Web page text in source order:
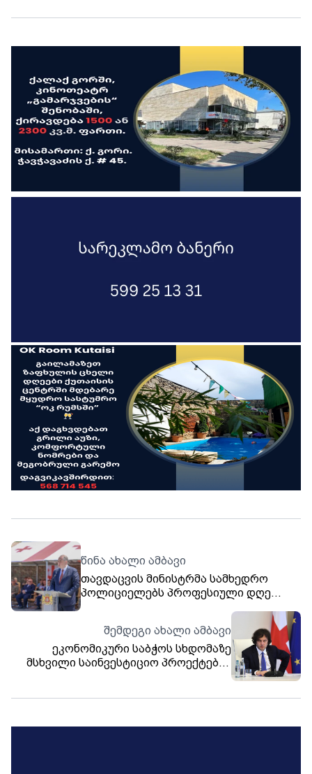
წინა ახალი ამბავი
თავდაცვის მინისტრმა სამხედრო
პოლიციელებს პროფესიული დღე
შემდეგი ახალი ამბავი
ეკონომიკური საბჭოს სხდომაზე
მსხვილი საინვესტიციო პროექტების